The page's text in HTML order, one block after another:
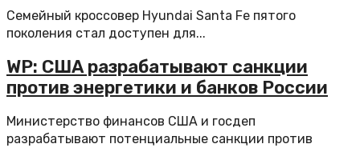
Семейный кроссовер Hyundai Santa Fe пятого
поколения стал доступен для...
WP: США разрабатывают санкции
против энергетики и банков России
Министерство финансов США и госдеп
разрабатывают потенциальные санкции против